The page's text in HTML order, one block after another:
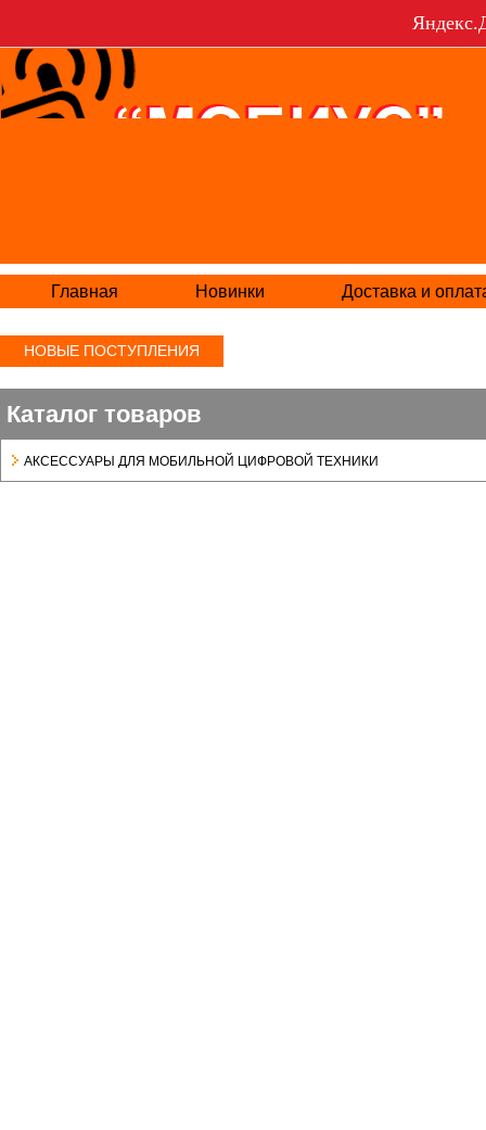
Главная Новинки Доставка и
НОВЫЕ ПОСТУПЛЕНИЯ
Каталог товаров
АКСЕСCУАРЫ ДЛЯ МОБИЛЬНОЙ ЦИФРОВОЙ ТЕХНИКИ